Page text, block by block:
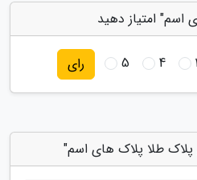
اسم" امتیاز دهید
4
5 رای
پلاک طلا پلاک های اسم"